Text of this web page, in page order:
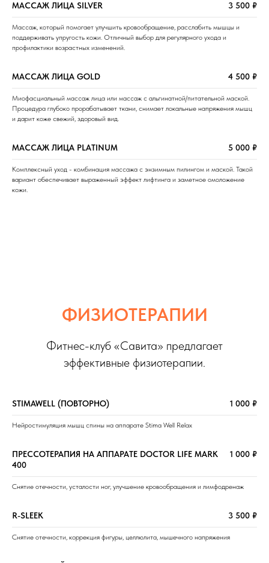
МАССАЖ ЛИЦА SILVER 3 500 ₽
Массаж, который помогает улучшить кровообращение, расслабить мышцы и
поддерживать упругость кожи. Отличный выбор для регулярного ухода и
профилактики возрастных изменений.
МАССАЖ ЛИЦА GOLD 4 500 ₽
Миофасциальный массаж лица или массаж с альгинатной/питательной маской.
Процедура глубоко прорабатывает ткани, снимает локальные напряжения мышц
и дарит коже свежий, здоровый вид.
МАССАЖ ЛИЦА PLATINUM 5 000 ₽
Комплексный уход - комбинация массажа с энзимным пилингом и маской. Такой
вариант обеспечивает выраженный эффект лифтинга и заметное омоложение
кожи.
ФИЗИОТЕРАПИИ
Фитнес-клуб «Савита» предлагает
эффективные физиотерапии.
STIMAWELL (ПОВТОРНО) 1 000 ₽
Нейростимуляция мышц спины на аппарате Stima Well Relax
ПРЕССОТЕРАПИЯ НА АППАРАТЕ DOCTOR LIFE MARK
400
1 000 ₽
Снятие отечности, усталости ног, улучшение кровообращения и лимфодренаж
R-SLEEK 3 500 ₽
Снятие отечности, коррекция фигуры, целлюлита, мышечного напряжения